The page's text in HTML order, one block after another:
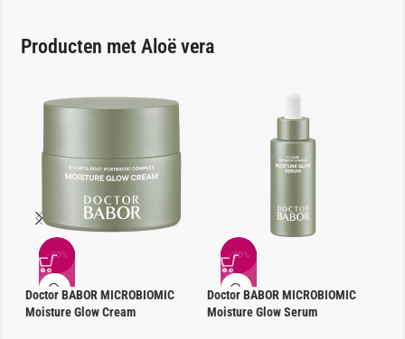
Producten met Aloë vera
-20%
Doctor BABOR MICROBIOMIC
Moisture Glow Cream
-20%
Doctor BABOR MICROBIOMIC
Moisture Glow Serum